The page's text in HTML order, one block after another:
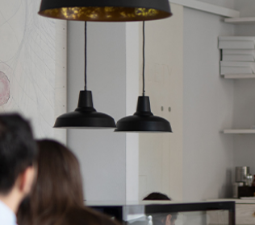
Mám e-shop
Časté dotazy